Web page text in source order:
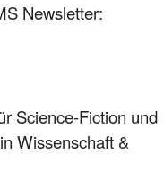
Newsletter:
Science-Fiction und
Wissenschaft &